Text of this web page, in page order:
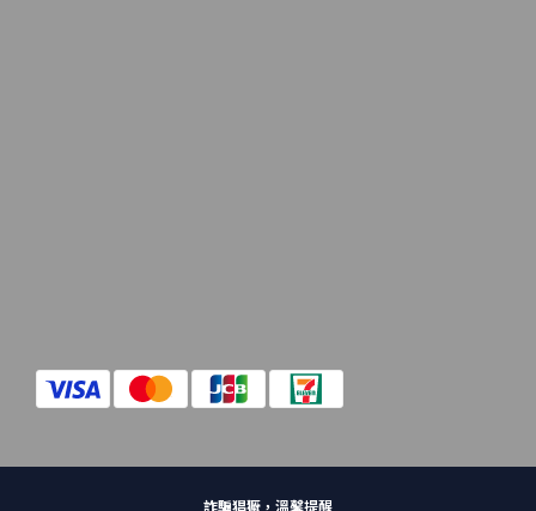
詐騙猖獗，溫馨提醒